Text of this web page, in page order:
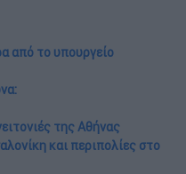
από το υπουργείο
της Αθήνας
και περιπολίες στο